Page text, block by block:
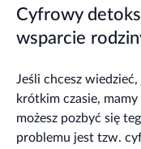
Cyfrowy
wsparcie
Jeśli chcesz wiedzieć,
krótkim czasie,
możesz pozbyć się
problemu jest tzw.